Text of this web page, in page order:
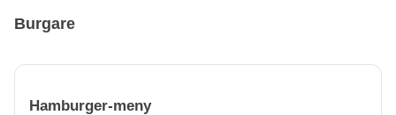
Burgare
Hamburger-meny